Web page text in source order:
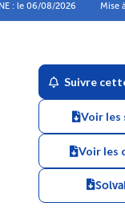
: le 06/08/2026 Mise
Suivre
Voir
Voir les